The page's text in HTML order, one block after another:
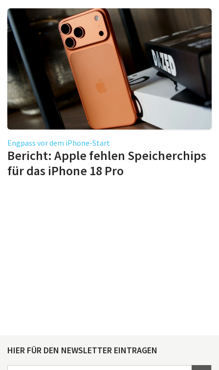
Engpass vor dem iPhone-Start
Bericht: Apple fehlen Speicherchips
für das iPhone 18 Pro
HIER FÜR DEN NEWSLETTER EINTRAGEN